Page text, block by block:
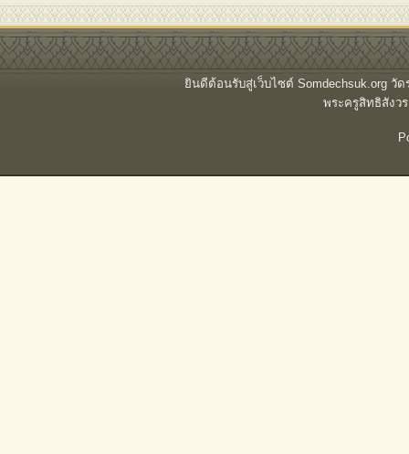
ยินดีต้อนรับสู่เว็บไซต์ Somdechsuk.org วั
พระครูสิทธิสัง